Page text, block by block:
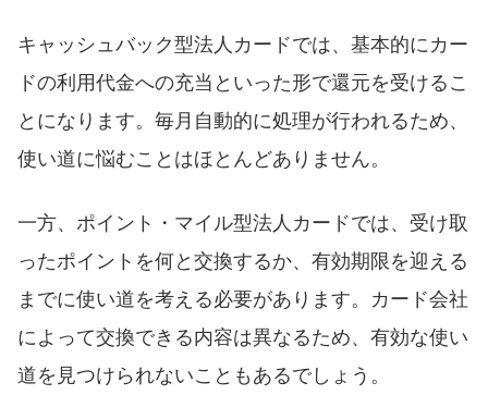
キャッシュバック型法人カードでは、基本的にカー
ドの利用代金への充当といった形で還元を受けるこ
とになります。毎月自動的に処理が行われるため、
使い道に悩むことはほとんどありません。
一方、ポイント・マイル型法人カードでは、受け取
ったポイントを何と交換するか、有効期限を迎える
までに使い道を考える必要があります。カード会社
によって交換できる内容は異なるため、有効な使い
道を見つけられないこともあるでしょう。